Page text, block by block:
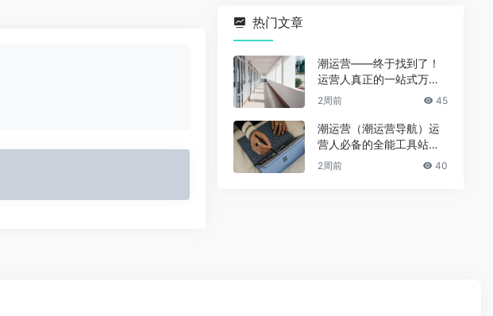
热门文章
潮运营——终于找到了！
运营人真正的一站式万能
资源导航（免费、无广
2周前 45
潮运营（潮运营导航）运
营人必备的全能工具站｜
完整功能详解
2周前 40